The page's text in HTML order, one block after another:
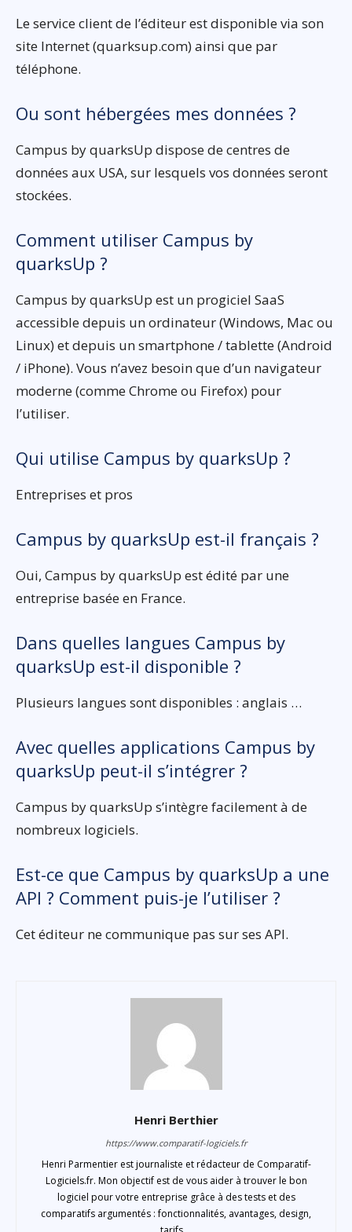
Le service client de l’éditeur est disponible via son
site Internet (quarksup.com) ainsi que par
téléphone.
Ou sont hébergées mes données ?
Campus by quarksUp dispose de centres de
données aux USA, sur lesquels vos données seront
stockées.
Comment utiliser Campus by
quarksUp ?
Campus by quarksUp est un progiciel SaaS
accessible depuis un ordinateur (Windows, Mac ou
Linux) et depuis un smartphone / tablette (Android
/ iPhone). Vous n’avez besoin que d’un navigateur
moderne (comme Chrome ou Firefox) pour
l’utiliser.
Qui utilise Campus by quarksUp ?
Entreprises et pros
Campus by quarksUp est-il français ?
Oui, Campus by quarksUp est édité par une
entreprise basée en France.
Dans quelles langues Campus by
quarksUp est-il disponible ?
Plusieurs langues sont disponibles : anglais …
Avec quelles applications Campus by
quarksUp peut-il s’intégrer ?
Campus by quarksUp s’intègre facilement à de
nombreux logiciels.
Est-ce que Campus by quarksUp a une
API ? Comment puis-je l’utiliser ?
Cet éditeur ne communique pas sur ses API.
Henri Berthier
https://www.comparatif-logiciels.fr
Henri Parmentier est journaliste et rédacteur de Comparatif-
Logiciels.fr. Mon objectif est de vous aider à trouver le bon
logiciel pour votre entreprise grâce à des tests et des
comparatifs argumentés : fonctionnalités, avantages, design,